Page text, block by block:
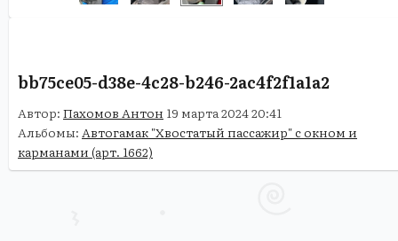
bb75ce05-d38e-4c28-b246-2ac4f2f1a1a2
Автор: Пахомов Антон 19 марта 2024 20:41
Альбомы: Автогамак "Хвостатый пассажир" с окном и
карманами (арт. 1662)